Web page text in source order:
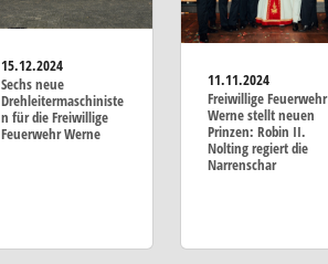
15.12.2024
Sechs neue
Drehleitermaschiniste
n für die Freiwillige
Feuerwehr Werne
11.11.2024
Freiwillige Feuerwehr
Werne stellt neuen
Prinzen: Robin II.
Nolting regiert die
Narrenschar